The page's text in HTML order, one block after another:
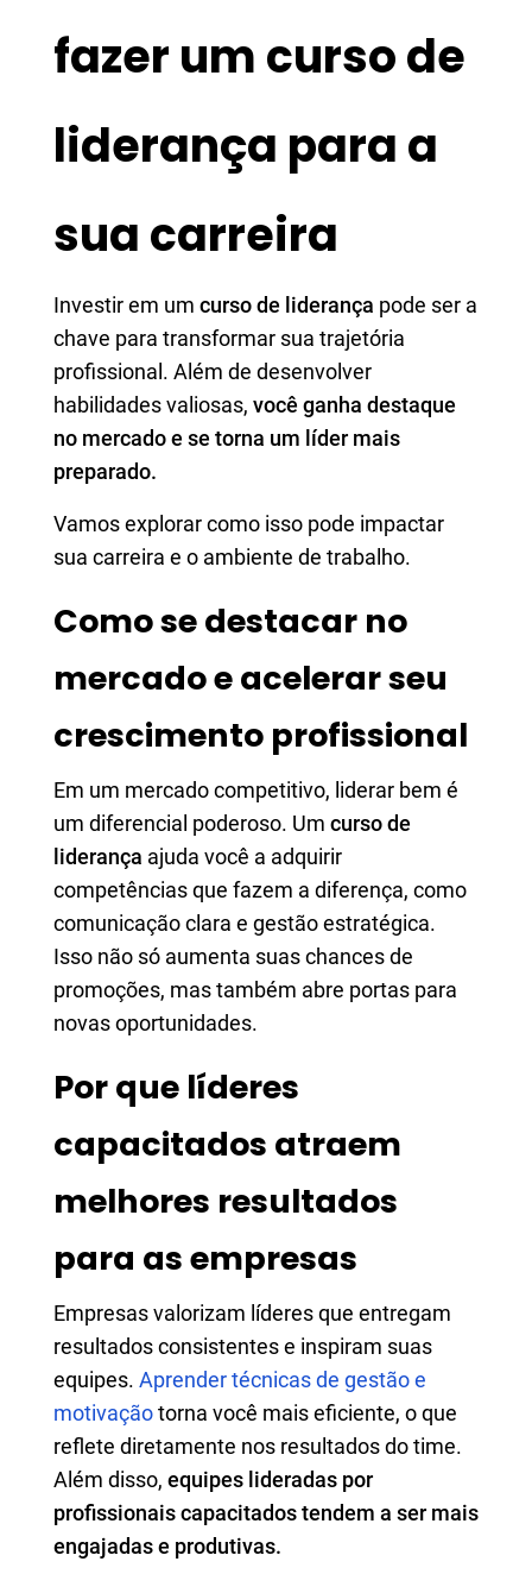
fazer um curso de
liderança para a
sua carreira
Investir em um curso de liderança pode ser a
chave para transformar sua trajetória
profissional. Além de desenvolver
habilidades valiosas, você ganha destaque
no mercado e se torna um líder mais
preparado.
Vamos explorar como isso pode impactar
sua carreira e o ambiente de trabalho.
Como se destacar no
mercado e acelerar seu
crescimento profissional
Em um mercado competitivo, liderar bem é
um diferencial poderoso. Um curso de
liderança ajuda você a adquirir
competências que fazem a diferença, como
comunicação clara e gestão estratégica.
Isso não só aumenta suas chances de
promoções, mas também abre portas para
novas oportunidades.
Por que líderes
capacitados atraem
melhores resultados
para as empresas
Empresas valorizam líderes que entregam
resultados consistentes e inspiram suas
equipes. Aprender técnicas de gestão e
motivaçãotorna você mais eficiente, o que
reflete diretamente nos resultados do time.
Além disso, equipes lideradas por
profissionais capacitados tendem a ser mais
engajadas e produtivas.